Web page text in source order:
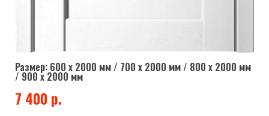
Размер: 600 х 2000 мм / 700 х 2000 мм / 800 х 2000 мм
/ 900 х 2000 мм
7 400 р.